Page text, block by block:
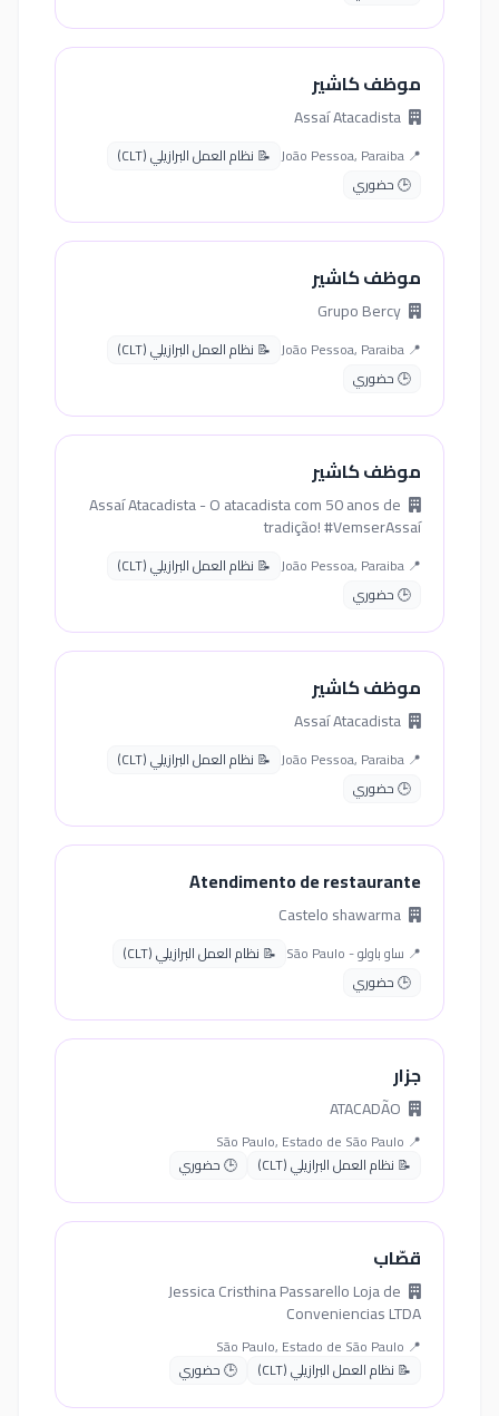
موظف كاشير
📍 João Pessoa, Paraiba
📝 نظام العمل البرازيلي (CLT)
🕒 حضوري
موظف كاشير
📍 João Pessoa, Paraiba
📝 نظام العمل البرازيلي (CLT)
🕒 حضوري
موظف كاشير
Assaí Atacadista - O atacadista com 50 anos de
tradição! #VemserAssaí
📍 João Pessoa, Paraiba
📝 نظام العمل البرازيلي (CLT)
🕒 حضوري
موظف كاشير
📍 João Pessoa, Paraiba
📝 نظام العمل البرازيلي (CLT)
🕒 حضوري
Atendimento de restaurante
📍 ساو باولو - São Paulo
📝 نظام العمل البرازيلي (CLT)
🕒 حضوري
جزار
📍 São Paulo, Estado de São Paulo
📝 نظام العمل البرازيلي (CLT)
🕒 حضوري
قصّاب
Jessica Cristhina Passarello Loja de
Conveniencias LTDA
📍 São Paulo, Estado de São Paulo
📝 نظام العمل البرازيلي (CLT)
🕒 حضوري